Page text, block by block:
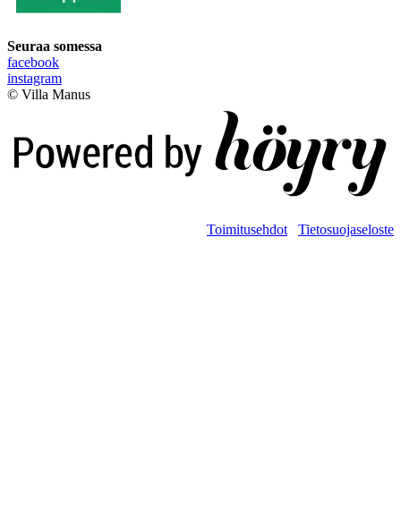
Seuraa somessa
facebook
instagram
© Villa Manus
Toimitusehdot Tietosuojaseloste